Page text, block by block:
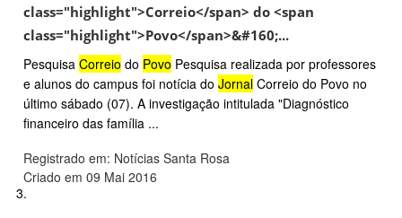
class="highlight">Correio</span> do <span
class="highlight">Povo</span>&#160;...
Pesquisa Correio do Povo Pesquisa realizada por professores
e alunos do campus foi notícia do Jornal Correio do Povo no
último sábado (07). A investigação intitulada "Diagnóstico
financeiro das família ...
Registrado em: Notícias Santa Rosa
Criado em 09 Mai 2016
3.